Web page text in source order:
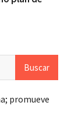
promueve